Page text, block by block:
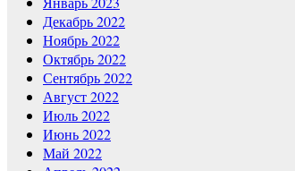
Декабрь 2022
Ноябрь 2022
Октябрь 2022
Сентябрь 2022
Август 2022
Июль 2022
Июнь 2022
Май 2022